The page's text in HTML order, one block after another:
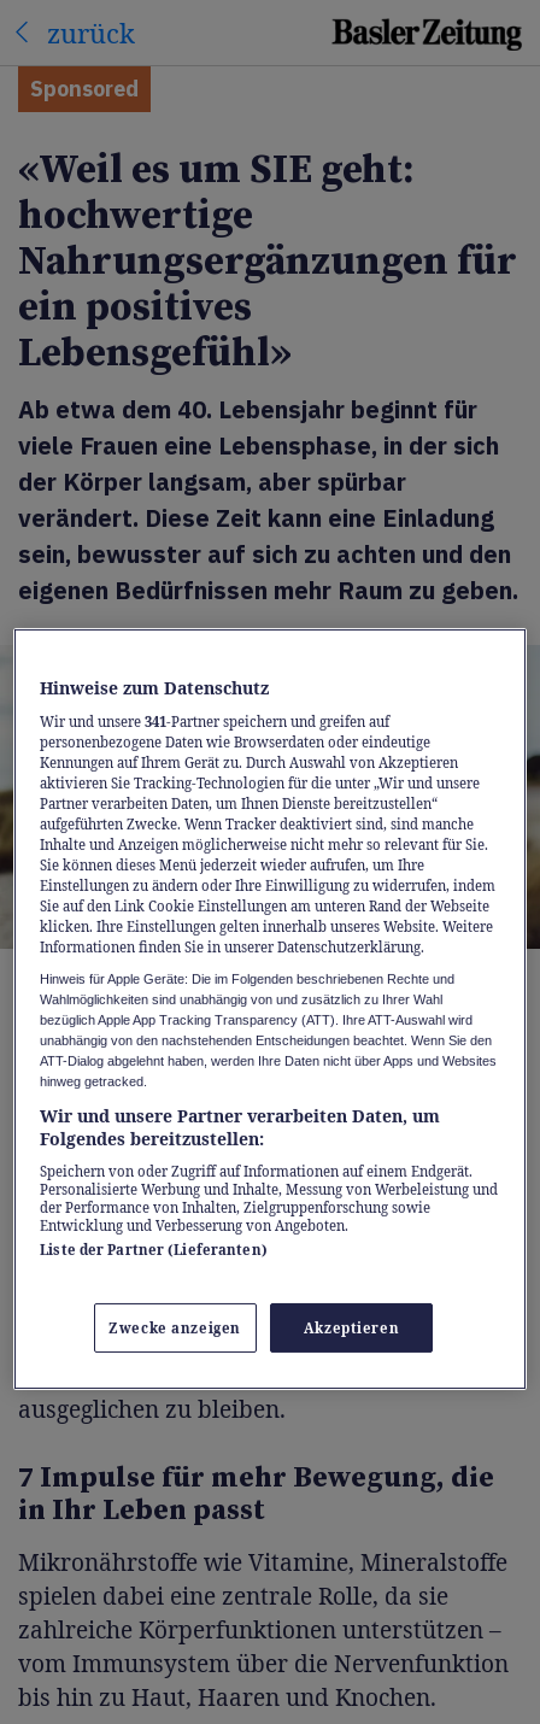
zurück
Sponsored
«Weil es um SIE geht:
hochwertige
Nahrungsergänzungen für
ein positives
Lebensgefühl»
Ab etwa dem 40. Lebensjahr beginnt für
viele Frauen eine Lebensphase, in der sich
der Körper langsam, aber spürbar
verändert. Diese Zeit kann eine Einladung
sein, bewusster auf sich zu achten und den
eigenen Bedürfnissen mehr Raum zu geben.
Ab der Lebensmitte reagieren bei vielen
Frauen Schlaf, Stimmung und
Energiehaushalt empfindlicher – das
Gleichgewicht des Wohlbefindens gerät
leichter ins Schwanken.
Um diesen Schwankungen entgegenzuwirken,
sind eine ausgewogene Ernährung,
Schlaf besonders wichtig. Doch der Körper
kann dabei besondere Unterstützung
ausgeglichen zu bleiben.
7 Impulse für mehr Bewegung, die
in Ihr Leben passt
Mikronährstoffe wie Vitamine, Mineralstoffe
spielen dabei eine zentrale Rolle, da sie
zahlreiche Körperfunktionen unterstützen –
vom Immunsystem über die Nervenfunktion
bis hin zu Haut, Haaren und Knochen.
Hinweise zum Datenschutz
Wir und unsere341-Partner speichern und greifen auf
personenbezogene Daten wie Browserdaten oder eindeutige
Kennungen auf Ihrem Gerät zu. Durch Auswahl von Akzeptieren
aktivieren Sie Tracking-Technologien für die unter „Wir und unsere
Partner verarbeiten Daten, um Ihnen Dienste bereitzustellen“
aufgeführten Zwecke. Wenn Tracker deaktiviert sind, sind manche
Inhalte und Anzeigen möglicherweise nicht mehr so relevant für Sie.
Sie können dieses Menü jederzeit wieder aufrufen, um Ihre
Einstellungen zu ändern oder Ihre Einwilligung zu widerrufen, indem
Sie auf den Link Cookie Einstellungen am unteren Rand der Webseite
klicken. Ihre Einstellungen gelten innerhalb unseres Website. Weitere
Informationen finden Sie in unserer Datenschutzerklärung.
Hinweis für Apple Geräte: Die im Folgenden beschriebenen Rechte und
Wahlmöglichkeiten sind unabhängig von und zusätzlich zu Ihrer Wahl
bezüglich Apple App Tracking Transparency (ATT). Ihre ATT-Auswahl wird
unabhängig von den nachstehenden Entscheidungen beachtet. Wenn Sie den
ATT-Dialog abgelehnt haben, werden Ihre Daten nicht über Apps und Websites
hinweg getracked.
Wir und unsere Partner verarbeiten Daten, um
Folgendes bereitzustellen:
Speichern von oder Zugriff auf Informationen auf einem Endgerät.
Personalisierte Werbung und Inhalte, Messung von Werbeleistung und
der Performance von Inhalten, Zielgruppenforschung sowie
Entwicklung und Verbesserung von Angeboten.
Liste der Partner (Lieferanten)
Zwecke anzeigen Akzeptieren